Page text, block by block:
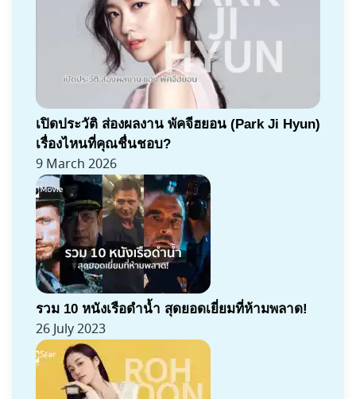
เปิดประวัติ ส่องผลงาน พัคจีฮยอน (Park Ji Hyun)
เรื่องไหนที่คุณชื่นชอบ?
9 March 2026
รวม 10 หนังเรือดำน้ำ สุดยอดเยี่ยมที่ห้ามพลาด!
26 July 2023